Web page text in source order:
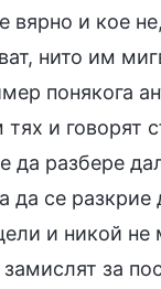
вярно и кое
нито им
понякога
и говорят
да разбере
да се разкрие
и никой не
за